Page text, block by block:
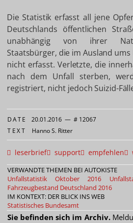
Die Statistik erfasst all jene
Deutschlands öffentlichen
unabhängig von ihrer
Staatsbürger, die im Ausland
nicht erfasst. Verletzte, die
nach dem Unfall sterben,
registriert, nicht jedoch Suizid-
DATE 20.01.2016 — # 12067
TEXT Hanno S. Ritter
leserbrief support empfehlen
VERWANDTE THEMEN BEI AUTOKISTE
Unfallstatistik Oktober 2016
Fahrzeugbestand Deutschland 2016
IM KONTEXT: DER BLICK INS WEB
Statistisches Bundesamt
Sie befinden sich im Archiv.